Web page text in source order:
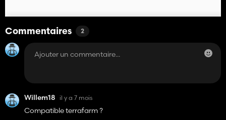
Commentaires 2
Willem18 il y a 7 mois
Compatible terrafarm ?